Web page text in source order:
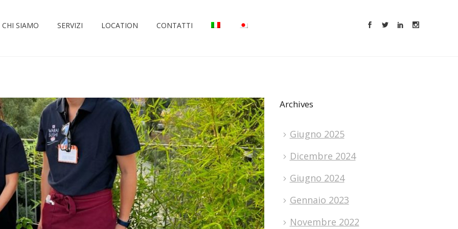
CHI SIAMO SERVIZI LOCATION CONTATTI
Archives
Giugno 2025
Dicembre 2024
Giugno 2024
Gennaio 2023
Novembre 2022